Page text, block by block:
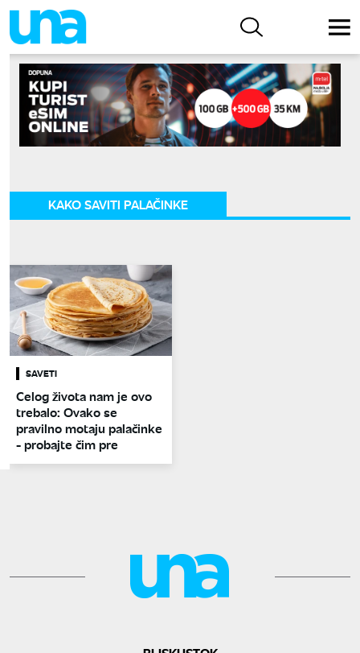
KAKO SAVITI PALAČINKE
SAVETI
Celog života nam je ovo
trebalo: Ovako se
pravilno motaju palačinke
- probajte čim pre